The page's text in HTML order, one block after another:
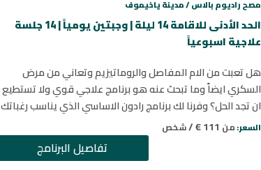
مصح راديوم بالاس /مدينة ياخيموف
الحد الأدنى للاقامة 14 ليلة | وجبتين يومياً | 14 جلسة
علاجية اسبوعياً
هل تعبت من الام المفاصل والروماتيزيم وتعاني من مرض
السكري ايضاً وما تبحث عنه هو برنامج علاجي قوي ولا تستطيع
ان تجد الحل؟ وفرنا لك برنامج رادون الاساسي الذي يناسب رغباتك
السعر: من 111 € / شخص
تفاصيل البرنامج